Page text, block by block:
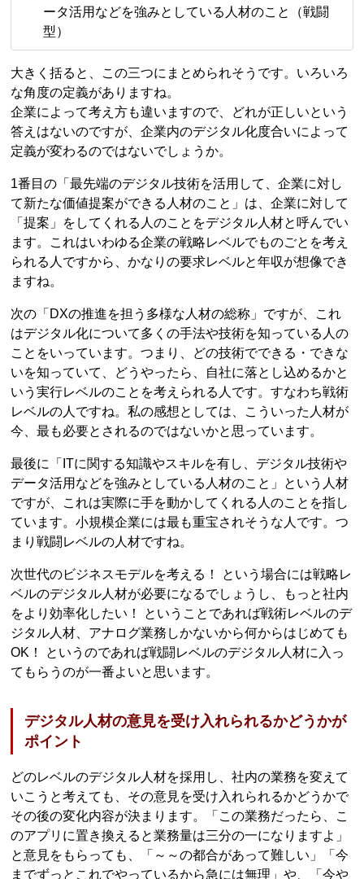
ータ活用などを強みとしている人材のこと（戦闘
型）
大きく括ると、この三つにまとめられそうです。いろいろ
な角度の定義がありますね。
企業によって考え方も違いますので、どれが正しいという
答えはないのですが、企業内のデジタル化度合いによって
定義が変わるのではないでしょうか。
1番目の「最先端のデジタル技術を活用して、企業に対し
て新たな価値提案ができる人材のこと」は、企業に対して
「提案」をしてくれる人のことをデジタル人材と呼んでい
ます。これはいわゆる企業の戦略レベルでものごとを考え
られる人ですから、かなりの要求レベルと年収が想像でき
ますね。
次の「DXの推進を担う多様な人材の総称」ですが、これ
はデジタル化について多くの手法や技術を知っている人の
ことをいっています。つまり、どの技術でできる・できな
いを知っていて、どうやったら、自社に落とし込めるかと
いう実行レベルのことを考えられる人です。すなわち戦術
レベルの人ですね。私の感想としては、こういった人材が
今、最も必要とされるのではないかと思っています。
最後に「ITに関する知識やスキルを有し、デジタル技術や
データ活用などを強みとしている人材のこと」という人材
ですが、これは実際に手を動かしてくれる人のことを指し
ています。小規模企業には最も重宝されそうな人です。つ
まり戦闘レベルの人材ですね。
次世代のビジネスモデルを考える！ という場合には戦略レ
ベルのデジタル人材が必要になるでしょうし、もっと社内
をより効率化したい！ ということであれば戦術レベルのデ
ジタル人材、アナログ業務しかないから何からはじめても
OK！ というのであれば戦闘レベルのデジタル人材に入っ
てもらうのが一番よいと思います。
デジタル人材の意見を受け入れられるかどうかが
ポイント
どのレベルのデジタル人材を採用し、社内の業務を変えて
いこうと考えても、その意見を受け入れられるかどうかで
その後の変化内容が決まります。「この業務だったら、こ
のアプリに置き換えると業務量は三分の一になりますよ」
と意見をもらっても、「～～の都合があって難しい」「今
までずっとこれでやっているから急には無理」や、「今や